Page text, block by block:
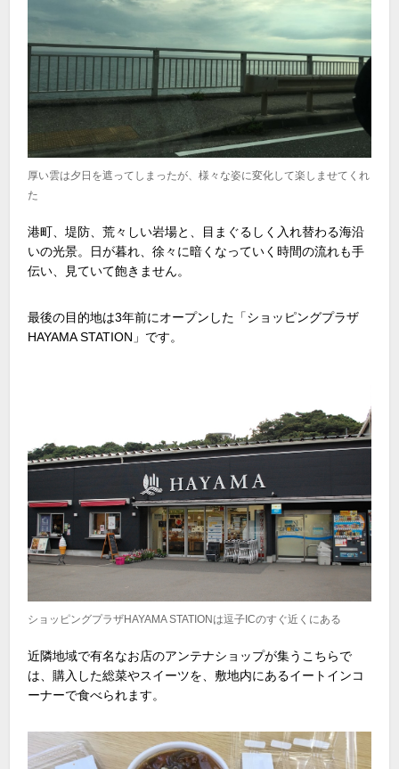
厚い雲は夕日を遮ってしまったが、様々な姿に変化して楽しませてくれ
た
港町、堤防、荒々しい岩場と、目まぐるしく入れ替わる海沿
いの光景。日が暮れ、徐々に暗くなっていく時間の流れも手
伝い、見ていて飽きません。
最後の目的地は3年前にオープンした「ショッピングプラザ
HAYAMA STATION」です。
ショッピングプラザHAYAMA STATIONは逗子ICのすぐ近くにある
近隣地域で有名なお店のアンテナショップが集うこちらで
は、購入した総菜やスイーツを、敷地内にあるイートインコ
ーナーで食べられます。